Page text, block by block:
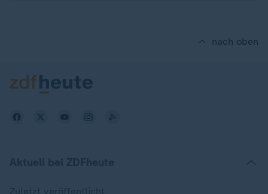
nach oben